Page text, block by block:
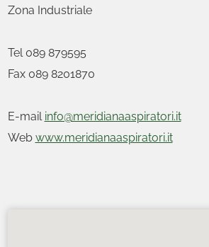
Zona Industriale
Tel 089 879595
Fax 089 8201870
E-mail info@meridianaaspiratori.it
Web www.meridianaaspiratori.it